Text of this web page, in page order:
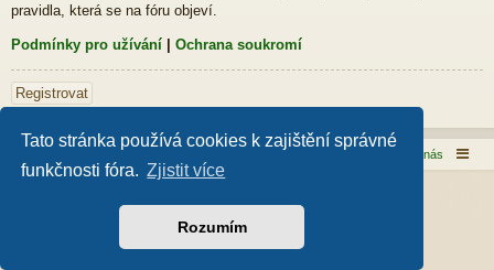
Tato stránka používá cookies k zajištění správné
funkčnosti fóra. Zjistit více
Rozumím
pravidla, která se na fóru objeví.
Podmínky pro užívání | Ochrana soukromí
Registrovat
Obsah fóra Kontaktujte nás
- phpBB 3.3 od MrGaby
Český překlad –
Soukromí|Podmínky